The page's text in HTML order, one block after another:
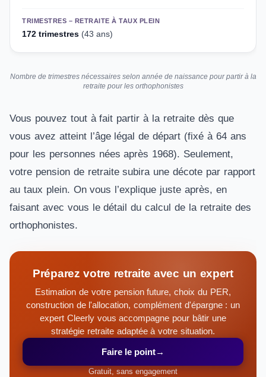
TRIMESTRES – RETRAITE À TAUX PLEIN
172 trimestres (43 ans)
Nombre de trimestres nécessaires selon année de naissance pour partir à la
retraite pour les orthophonistes
Vous pouvez tout à fait partir à la retraite dès que
vous avez atteint l’âge légal de départ (fixé à 64 ans
pour les personnes nées après 1968). Seulement,
votre pension de retraite subira une décote par rapport
au taux plein. On vous l’explique juste après, en
faisant avec vous le détail du calcul de la retraite des
orthophonistes.
Préparez votre retraite avec un expert
Estimation de votre pension future, choix du PER,
construction de l'allocation, complément d'épargne : un
expert Cleerly vous accompagne pour bâtir une
stratégie retraite adaptée à votre situation.
Faire le point→
Gratuit, sans engagement